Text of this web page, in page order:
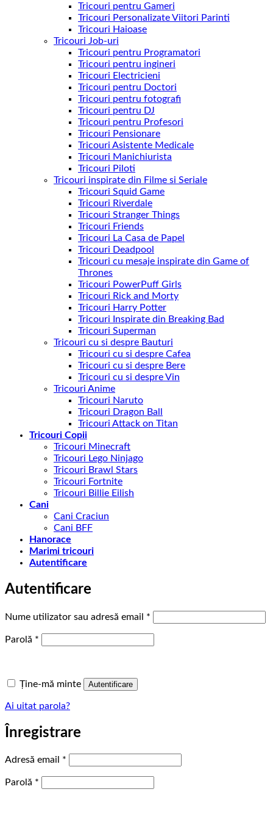
Tricouri pentru Gameri
Tricouri Personalizate Viitori Parinti
Tricouri Haioase
Tricouri Job-uri
Tricouri pentru Programatori
Tricouri pentru ingineri
Tricouri Electricieni
Tricouri pentru Doctori
Tricouri pentru fotografi
Tricouri pentru DJ
Tricouri pentru Profesori
Tricouri Pensionare
Tricouri Asistente Medicale
Tricouri Manichiurista
Tricouri Piloti
Tricouri inspirate din Filme si Seriale
Tricouri Squid Game
Tricouri Riverdale
Tricouri Stranger Things
Tricouri Friends
Tricouri La Casa de Papel
Tricouri Deadpool
Tricouri cu mesaje inspirate din Game of
Thrones
Tricouri PowerPuff Girls
Tricouri Rick and Morty
Tricouri Harry Potter
Tricouri Inspirate din Breaking Bad
Tricouri Superman
Tricouri cu si despre Bauturi
Tricouri cu si despre Cafea
Tricouri cu si despre Bere
Tricouri cu si despre Vin
Tricouri Anime
Tricouri Naruto
Tricouri Dragon Ball
Tricouri Attack on Titan
Tricouri Copii
Tricouri Minecraft
Tricouri Lego Ninjago
Tricouri Brawl Stars
Tricouri Fortnite
Tricouri Billie Eilish
Cani
Cani Craciun
Cani BFF
Hanorace
Marimi tricouri
Autentificare
Autentificare
Nume utilizator sau adresă email *
Parolă *
Ține-mă minte Autentificare
Ai uitat parola?
Înregistrare
Adresă email *
Parolă *